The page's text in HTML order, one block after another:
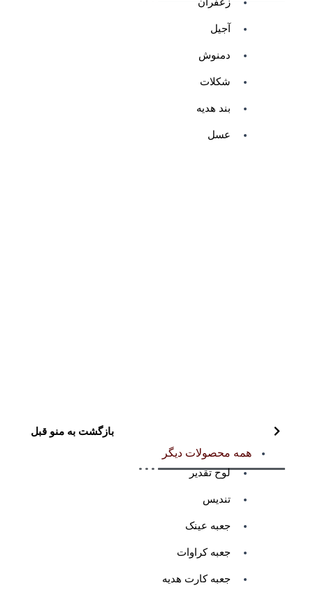
آجیل
دمنوش
شکلات
بند هدیه
عسل
بازگشت به منو قبل
همه محصولات دیگر
لوح تقدیر
تندیس
جعبه عینک
جعبه کراوات
جعبه کارت هدیه